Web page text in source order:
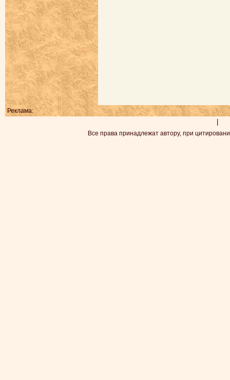
Реклама:
Все права принадлежат автору, при